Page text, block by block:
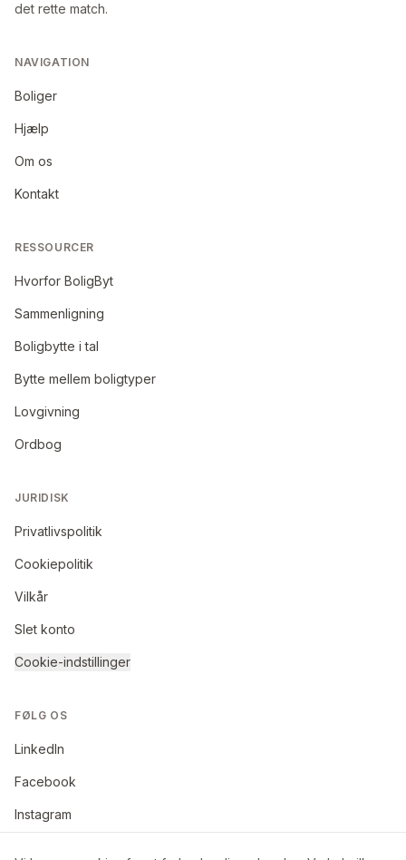
det rette match.
NAVIGATION
Boliger
Hjælp
Om os
Kontakt
RESSOURCER
Hvorfor BoligByt
Sammenligning
Boligbytte i tal
Bytte mellem boligtyper
Lovgivning
Ordbog
JURIDISK
Privatlivspolitik
Cookiepolitik
Vilkår
Slet konto
Cookie-indstillinger
FØLG OS
LinkedIn
Facebook
Instagram